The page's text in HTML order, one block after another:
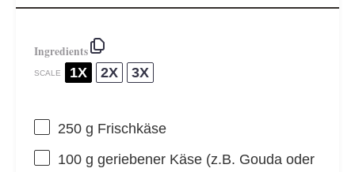
Ingredients
SCALE 1X 2X 3X
250 g Frischkäse
100 g geriebener Käse (z.B. Gouda oder